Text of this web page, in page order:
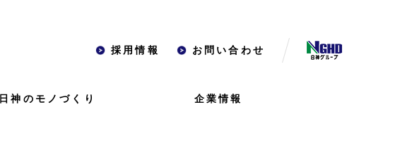
採用情報 お問い合わせ
日神のモノづくり 企業情報